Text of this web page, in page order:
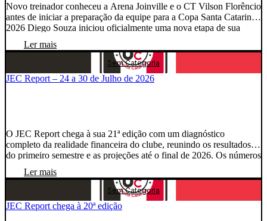
Novo treinador conheceu a Arena Joinville e o CT Vilson Florêncio
antes de iniciar a preparação da equipe para a Copa Santa Catarina
2026 Diego Souza iniciou oficialmente uma nova etapa de sua
dentro das quatro linhas, o ex-jogador chegou a Joinville para
Ler mais
Sem Categoria
JEC Report – 24 a 30 de Julho de 2026
O JEC Report chega à sua 21ª edição com um diagnóstico
completo da realidade financeira do clube, reunindo os resultados
do primeiro semestre e as projeções até o final de 2026. Os números
Portal da Transparência. Porque o problema nunca foi o acesso à
Ler mais
Sem Categoria
JEC Report chega à 20ª edição